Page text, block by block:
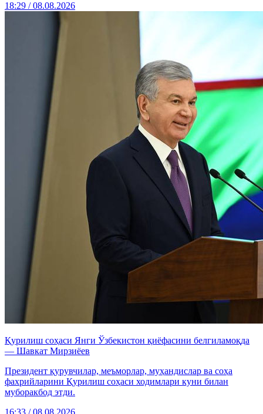
18:29 / 08.08.2026
Қурилиш соҳаси Янги Ўзбекистон қиёфасини белгиламоқда
— Шавкат Мирзиёев
Президент қурувчилар, меъморлар, муҳандислар ва соҳа
фахрийларини Қурилиш соҳаси ходимлари куни билан
муборакбод этди.